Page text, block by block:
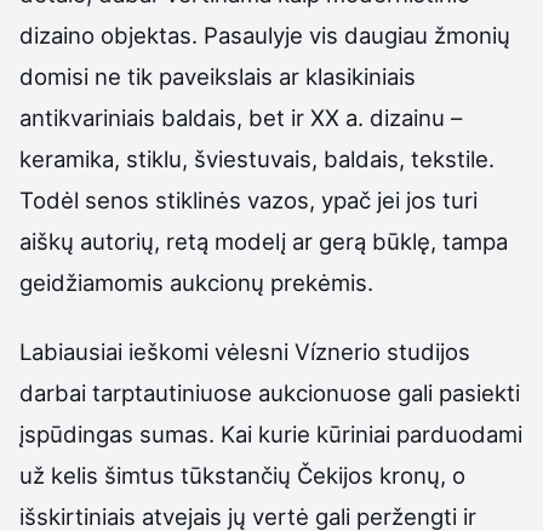
dizaino objektas. Pasaulyje vis daugiau žmonių
domisi ne tik paveikslais ar klasikiniais
antikvariniais baldais, bet ir XX a. dizainu –
keramika, stiklu, šviestuvais, baldais, tekstile.
Todėl senos stiklinės vazos, ypač jei jos turi
aiškų autorių, retą modelį ar gerą būklę, tampa
geidžiamomis aukcionų prekėmis.
Labiausiai ieškomi vėlesni Víznerio studijos
darbai tarptautiniuose aukcionuose gali pasiekti
įspūdingas sumas. Kai kurie kūriniai parduodami
už kelis šimtus tūkstančių Čekijos kronų, o
išskirtiniais atvejais jų vertė gali peržengti ir